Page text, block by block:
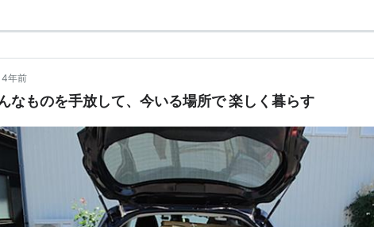
4年前
なものを手放して、今いる場所で 楽しく暮らす